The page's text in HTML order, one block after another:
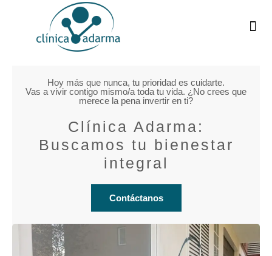
Hoy más que nunca, tu prioridad es cuidarte.
Vas a vivir contigo mismo/a toda tu vida. ¿No crees que
merece la pena invertir en ti?
Clínica Adarma:
Buscamos tu bienestar
integral
Contáctanos